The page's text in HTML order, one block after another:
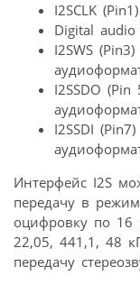
I2SCLK
Digital
I2SWS
I2SSDO
I2SSDI
Интерфейс I2S
передачу в
оцифровку по 16
22,05, 441,1, 48
передачу